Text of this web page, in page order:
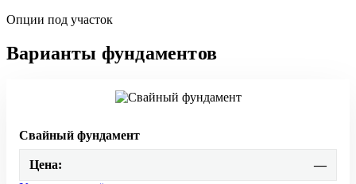
Опции под участок
Варианты фундаментов
Свайный фундамент
Цена:
—